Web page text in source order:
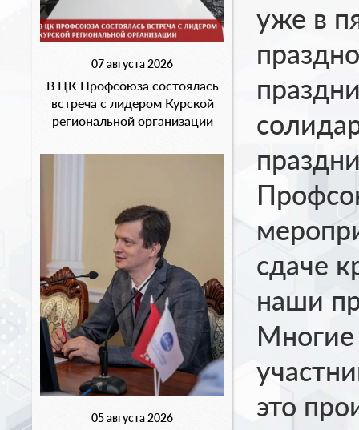
07 августа 2026
В ЦК Профсоюза состоялась
встреча с лидером Курской
региональной организации
05 августа 2026
уже в
сдаче
наши
Многие
это